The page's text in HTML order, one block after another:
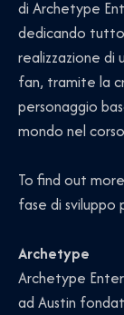
di Archetype
dedicando tutto
realizzazione di
fan, tramite la
personaggio
mondo nel
To find out
fase di sviluppo
Archetype
Archetype
ad Austin